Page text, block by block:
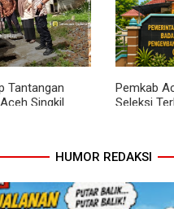
Babinsa
Stok dan
Dari Bibit
Babinsa
Tantangan
Singkil
Pemkab
Seleksi
HUMOR REDAKSI